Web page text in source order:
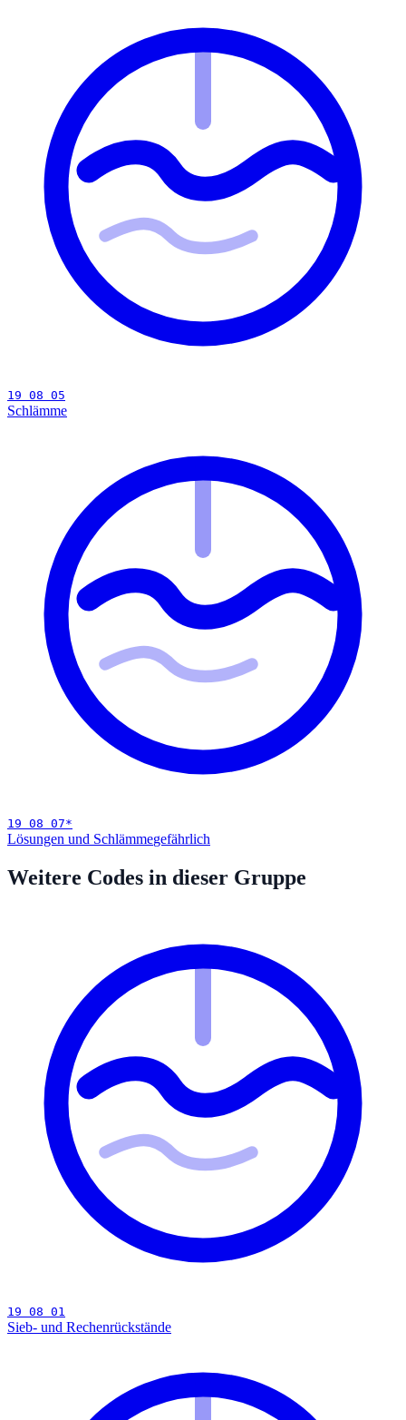
19 08 05
Schlämme
19 08 07*
Lösungen und Schlämmegefährlich
Weitere Codes in dieser Gruppe
19 08 01
Sieb- und Rechenrückstände